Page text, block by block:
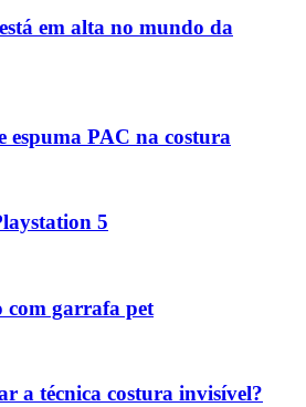
em alta no mundo da
espuma PAC na costura
5
com garrafa pet
a técnica costura invisível?